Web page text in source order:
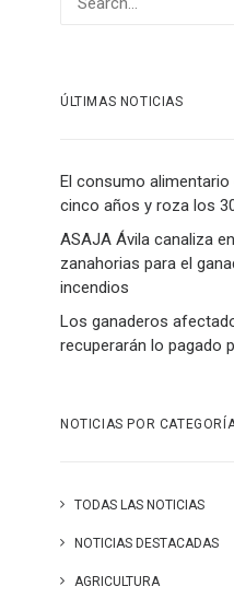
ÚLTIMAS NOTICIAS
El consumo
cinco años y roza los
ASAJA Ávila canaliza
zanahorias para el
incendios
Los ganaderos
recuperarán lo pagado
NOTICIAS POR
TODAS LAS NOTICIAS
NOTICIAS DESTACADAS
AGRICULTURA